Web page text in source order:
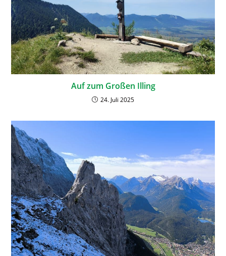
Auf zum Großen Illing
24. Juli 2025